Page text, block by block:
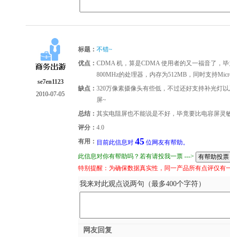
se7en1123
2010-07-05
标题： 不错~
优点： CDMA 机，算是CDMA 使用者的又一福音了，
800MHz的处理器，内存为512MB，同时支持
缺点： 320万像素摄像头有些低，不过还好支持补光灯
屏~
总结： 其实电阻屏也不能说是不好，毕竟要比电容屏灵
评分： 4.0
有用： 目前此信息对 45 位网友有帮助。
此信息对你有帮助吗？若有请投我一票 --->
特别提醒：为确保数据真实性，同一产品所有点评仅有
我来对此观点说两句（最多400个字符）
网友回复